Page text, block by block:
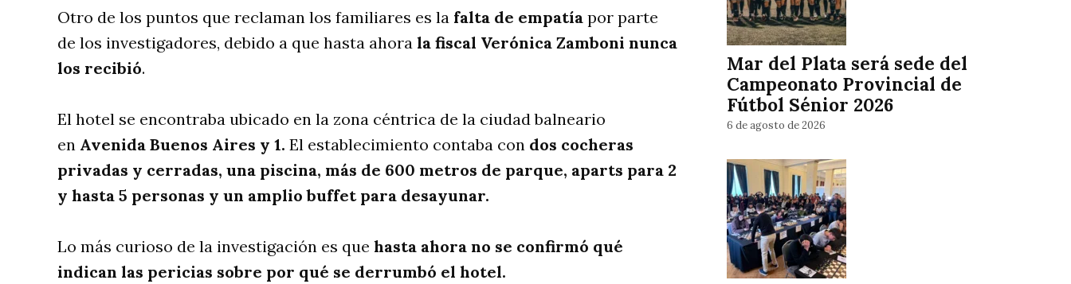
Otro de los puntos que reclaman los familiares es la falta de empatía por parte
de los investigadores, debido a que hasta ahora la fiscal Verónica Zamboni nunca
los recibió.
El hotel se encontraba ubicado en la zona céntrica de la ciudad balneario
en Avenida Buenos Aires y 1. El establecimiento contaba con dos cocheras
privadas y cerradas, una piscina, más de 600 metros de parque, aparts para 2
y hasta 5 personas y un amplio buffet para desayunar.
Lo más curioso de la investigación es que hasta ahora no se confirmó qué
indican las pericias sobre por qué se derrumbó el hotel.
Mar del Plata será sede del
Campeonato Provincial de
Fútbol Sénior 2026
6 de agosto de 2026